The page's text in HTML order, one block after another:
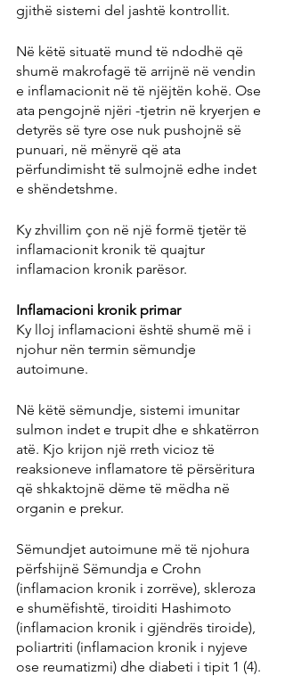
gjithë sistemi del jashtë kontrollit.
Në këtë situatë mund të ndodhë që
shumë makrofagë të arrijnë në vendin
e inflamacionit në të njëjtën kohë. Ose
ata pengojnë njëri -tjetrin në kryerjen e
detyrës së tyre ose nuk pushojnë së
punuari, në mënyrë që ata
përfundimisht të sulmojnë edhe indet
e shëndetshme.
Ky zhvillim çon në një formë tjetër të
inflamacionit kronik të quajtur
inflamacion kronik parësor.
Inflamacioni kronik primar
Ky lloj inflamacioni është shumë më i
njohur nën termin sëmundje
autoimune.
Në këtë sëmundje, sistemi imunitar
sulmon indet e trupit dhe e shkatërron
atë. Kjo krijon një rreth vicioz të
reaksioneve inflamatore të përsëritura
që shkaktojnë dëme të mëdha në
organin e prekur.
Sëmundjet autoimune më të njohura
përfshijnë Sëmundja e Crohn
(inflamacion kronik i zorrëve), skleroza
e shumëfishtë, tiroiditi Hashimoto
(inflamacion kronik i gjëndrës tiroide),
poliartriti (inflamacion kronik i nyjeve
ose reumatizmi) dhe diabeti i tipit 1 (4).